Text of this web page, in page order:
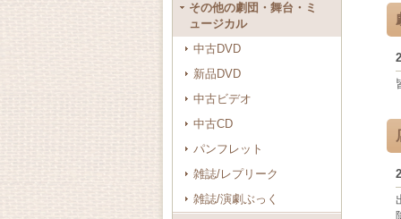
その他の劇団・舞台・ミ
ュージカル
中古DVD
新品DVD
中古ビデオ
中古CD
パンフレット
雑誌/レプリーク
雑誌/演劇ぶっく